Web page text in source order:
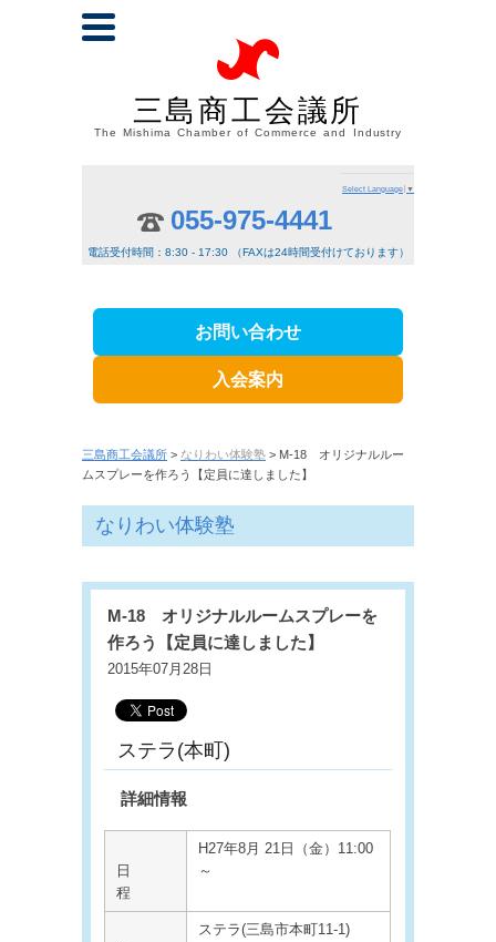
三島商工会議所
The Mishima Chamber of Commerce and Industry
Select Language ▼
055-975-4441
電話受付時間：8:30 - 17:30 （FAXは24時間受付けております）
お問い合わせ
入会案内
三島商工会議所 > なりわい体験塾 > M-18 オリジナルルー
ムスプレーを作ろう【定員に達しました】
なりわい体験塾
M-18 オリジナルルームスプレーを
作ろう【定員に達しました】
2015年07月28日
ステラ(本町)
詳細情報
日
程
H27年8月 21日（金）11:00
～
ステラ(三島市本町11-1)